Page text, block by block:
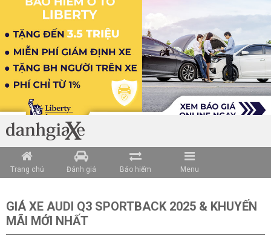
Trang chủ Đánh giá Bảo hiểm Menu
GIÁ XE AUDI Q3 SPORTBACK 2025 & KHUYẾN
MÃI MỚI NHẤT